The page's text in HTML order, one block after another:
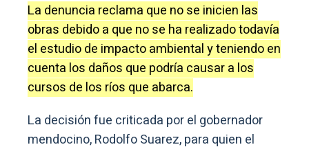
La denuncia reclama que no se inicien las
obras debido a que no se ha realizado todavía
el estudio de impacto ambiental y teniendo en
cuenta los daños que podría causar a los
cursos de los ríos que abarca.
La decisión fue criticada por el gobernador
mendocino, Rodolfo Suarez, para quien el